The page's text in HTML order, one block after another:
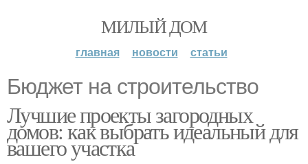
МИЛЫЙ ДОМ
главная новости статьи
Бюджет на строительство
Лучшие проекты загородных
домов: как выбрать идеальный для
вашего участка